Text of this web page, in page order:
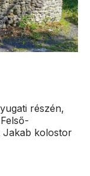
részén,
Jakab kolostor